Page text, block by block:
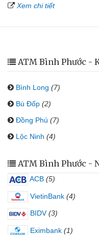
Xem chi tiết
ATM Bình Phước -
Bình Long (7)
Bù Đốp (2)
Đồng Phú (7)
Lộc Ninh (4)
ATM Bình Phước -
ACB (5)
VietinBank (4)
BIDV (3)
Eximbank (1)